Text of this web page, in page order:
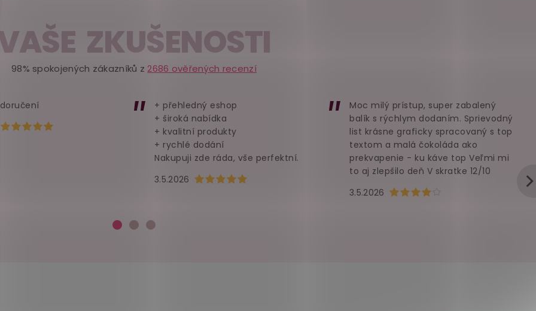
ZKUŠENOSTI
98% spokojených zákazníků z2686 ověřených recenzí
Hodnocení obchodu je 5 z 5 hvězdiček.
Hodnocení obchodu je 5 z 5 hvězdiček.
3.5.2026
+ přehledný eshop
+ široká nabídka
+ kvalitní produkty
+ rychlé dodání
Nakupuji zde ráda, vše perfektní.
Hodnocení obchodu je 4 z 5
3.5.2026
Moc milý prístup, super zabalený
balík s rýchlym dodaním. Sprievodný
list krásne graficky spracovaný s top
textom a malá čokoláda ako
prekvapenie - ku káve top Veľmi mi
to aj zlepšilo deň V skratke 12/10